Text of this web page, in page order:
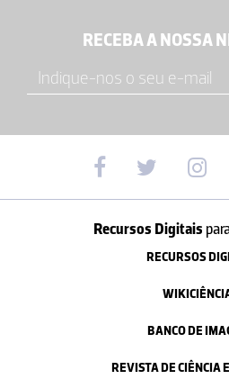
RECEBA A NOSSA
Recursos Digitais
RECURSOS
BANCO DE
REVISTA DE CIÊNCIA